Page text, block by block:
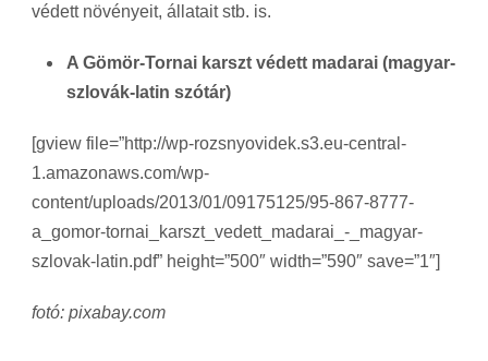
védett növényeit, állatait stb. is.
A Gömör-Tornai karszt védett madarai (magyar-
szlovák-latin szótár)
[gview file=”http://wp-rozsnyovidek.s3.eu-central-
1.amazonaws.com/wp-
content/uploads/2013/01/09175125/95-867-8777-
a_gomor-tornai_karszt_vedett_madarai_-_magyar-
szlovak-latin.pdf” height=”500″ width=”590″ save=”1″]
fotó: pixabay.com